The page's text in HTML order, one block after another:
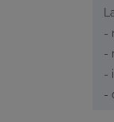
-
-
-
-